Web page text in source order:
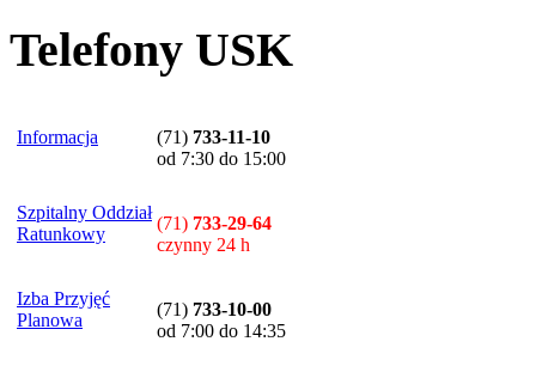
Telefony USK
Informacja (71) 733-11-10
od 7:30 do 15:00
Szpitalny Oddział
Ratunkowy
(71) 733-29-64
czynny 24 h
Izba Przyjęć
Planowa
(71) 733-10-00
od 7:00 do 14:35